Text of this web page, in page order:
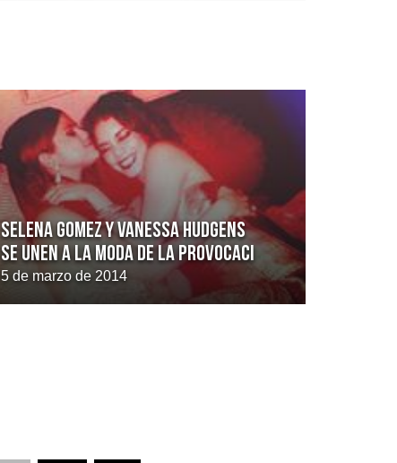
Selena Gomez y Vanessa Hudgens
se unen a la moda de la provocaci
5 de marzo de 2014